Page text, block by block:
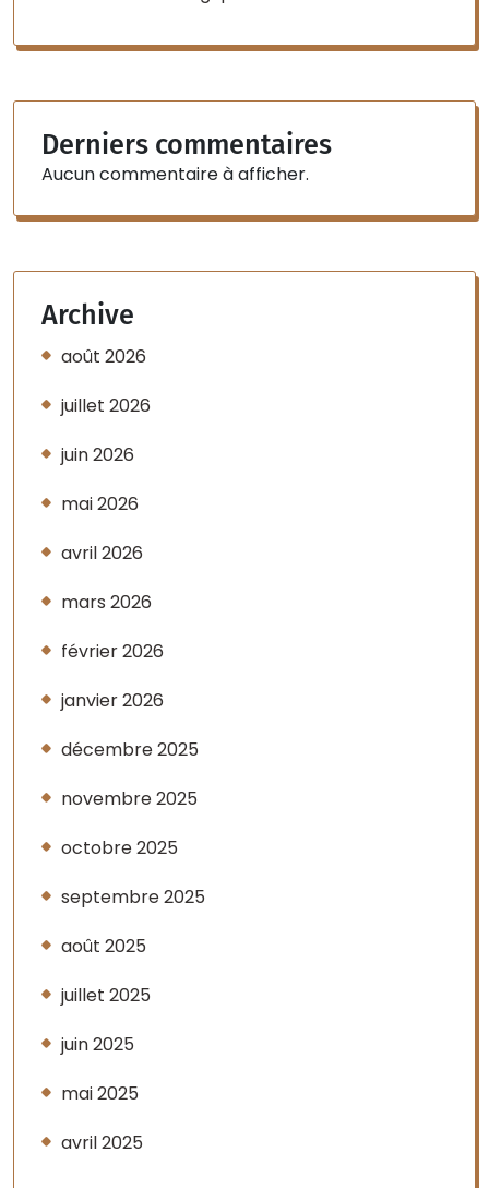
Derniers commentaires
Aucun commentaire à afficher.
Archive
août 2026
juillet 2026
juin 2026
mai 2026
avril 2026
mars 2026
février 2026
janvier 2026
décembre 2025
novembre 2025
octobre 2025
septembre 2025
août 2025
juillet 2025
juin 2025
mai 2025
avril 2025